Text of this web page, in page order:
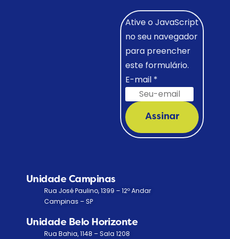
Ative o JavaScript
no seu navegador
para preencher
este formulário.
E-mail *
Assinar
Unidade Campinas
Rua José Paulino, 1399 – 12º Andar
Campinas – SP
Unidade Belo Horizonte
Rua Bahia, 1148 – Sala 1208